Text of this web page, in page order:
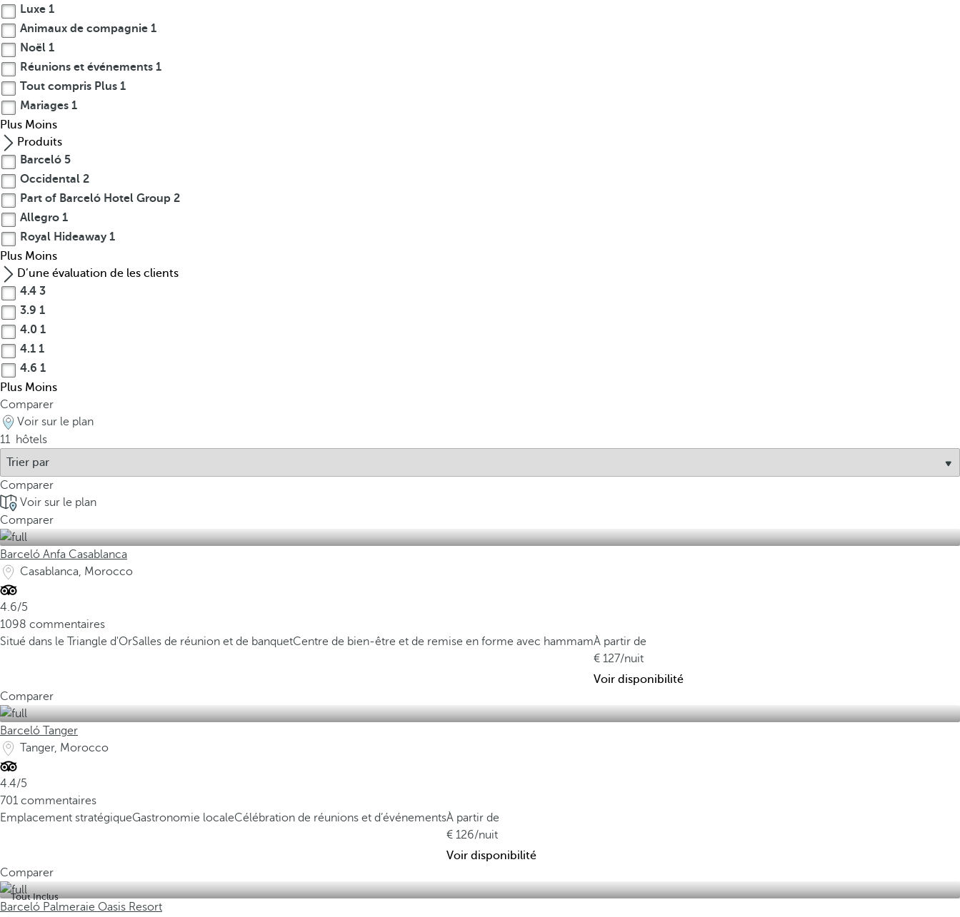
Luxe 1
Animaux de compagnie 1
Noël 1
Réunions et événements 1
Tout compris Plus 1
Mariages 1
Plus Moins
Produits
Barceló 5
Occidental 2
Part of Barceló Hotel Group 2
Allegro 1
Royal Hideaway1
Plus Moins
D’une évaluation de les clients
4.4 3
3.9 1
4.0 1
4.1 1
4.6 1
Plus Moins
Comparer
Voir sur le plan
11 hôtels
Comparer
Voir sur le plan
Comparer
Barceló Anfa Casablanca
Casablanca, Morocco
4.6/5
1098 commentaires
Situé dans le Triangle d'OrSalles de réunion et de banquetCentre de bien-être et de remise en forme avec hammamÀ partir de
127/nuit
Voir disponibilité
Comparer
Barceló Tanger
Tanger, Morocco
4.4/5
701 commentaires
Emplacement stratégiqueGastronomie localeCélébration de réunions et d’événementsÀ partir de
126/nuit
Voir disponibilité
Comparer
Tout Inclus
Barceló Palmeraie Oasis Resort